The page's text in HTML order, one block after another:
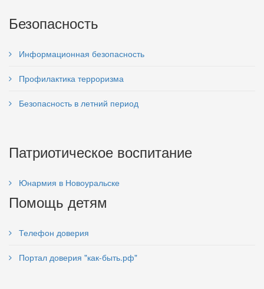
Безопасность
Информационная безопасность
Профилактика терроризма
Безопасность в летний период
Патриотическое воспитание
Юнармия в Новоуральске
Помощь детям
Телефон доверия
Портал доверия "как-быть.рф"